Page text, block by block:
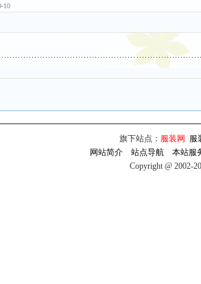
10
旗下站点： 服装网
服
网站简介
站点导航
本站服
Copyright @ 2002-